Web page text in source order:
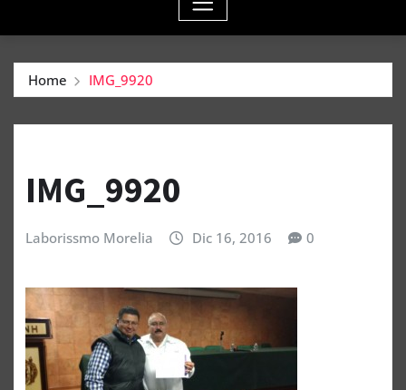
Home IMG_9920
IMG_9920
Laborissmo Morelia Dic 16, 2016 0